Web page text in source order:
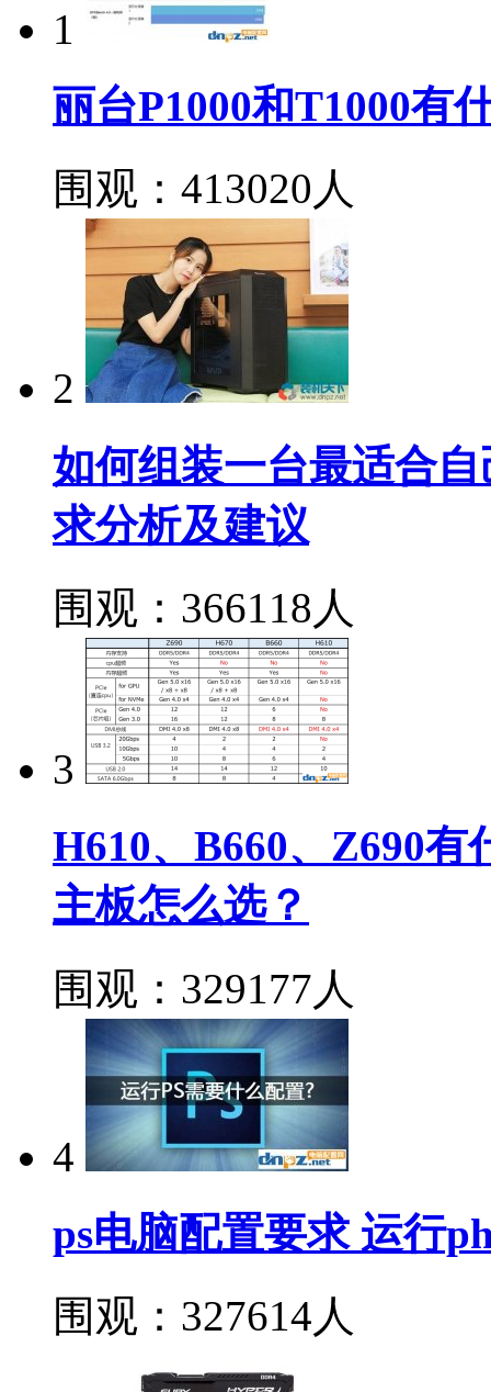
1
丽台P1000和T1000有
围观：413020人
2
如何组装一台最适合
求分析及建议
围观：366118人
3
H610、B660、Z690有
主板怎么选？
围观：329177人
4
ps电脑配置要求 运行
围观：327614人